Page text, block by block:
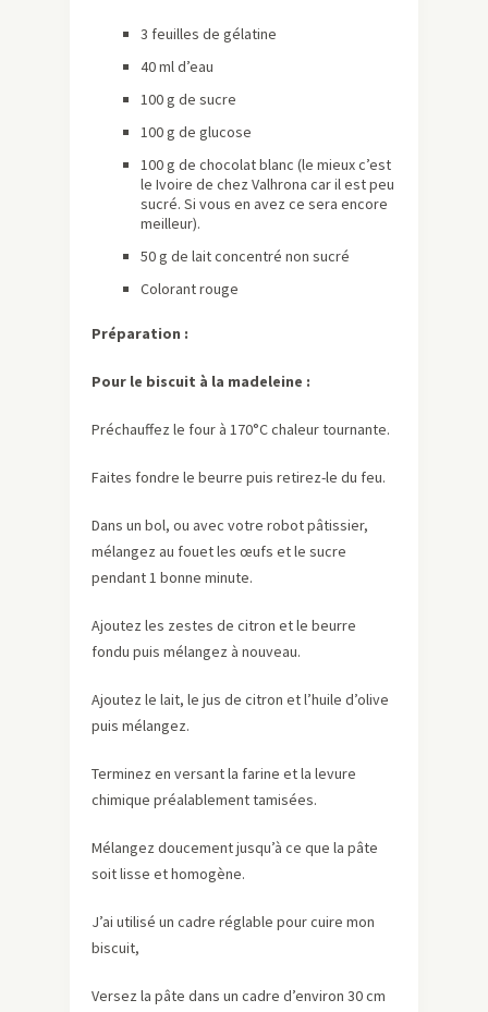
3 feuilles de gélatine
40 ml d’eau
100 g de sucre
100 g de glucose
100 g de chocolat blanc (le mieux c’est
le Ivoire de chez Valhrona car il est peu
sucré. Si vous en avez ce sera encore
meilleur).
50 g de lait concentré non sucré
Colorant rouge
Préparation :
Pour le biscuit à la madeleine :
Préchauffez le four à 170°C chaleur tournante.
Faites fondre le beurre puis retirez-le du feu.
Dans un bol, ou avec votre robot pâtissier,
mélangez au fouet les œufs et le sucre
pendant 1 bonne minute.
Ajoutez les zestes de citron et le beurre
fondu puis mélangez à nouveau.
Ajoutez le lait, le jus de citron et l’huile d’olive
puis mélangez.
Terminez en versant la farine et la levure
chimique préalablement tamisées.
Mélangez doucement jusqu’à ce que la pâte
soit lisse et homogène.
J’ai utilisé un cadre réglable pour cuire mon
biscuit,
Versez la pâte dans un cadre d’environ 30 cm